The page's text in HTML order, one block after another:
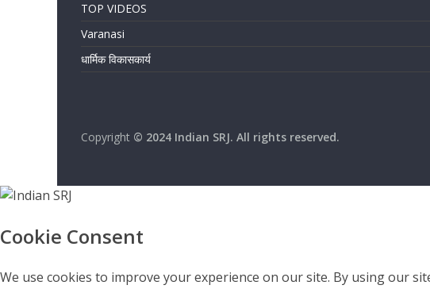
TOP VIDEOS
Varanasi
धार्मिक विकासकार्य
Copyright © 2024 Indian SRJ. All rights reserved.